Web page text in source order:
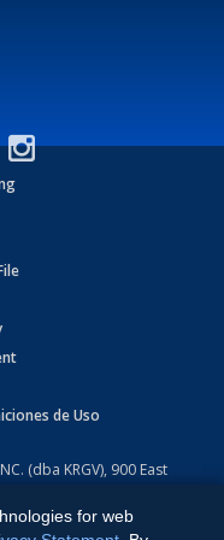
de Uso
(dba KRGV), 900 East
Softwarefor web